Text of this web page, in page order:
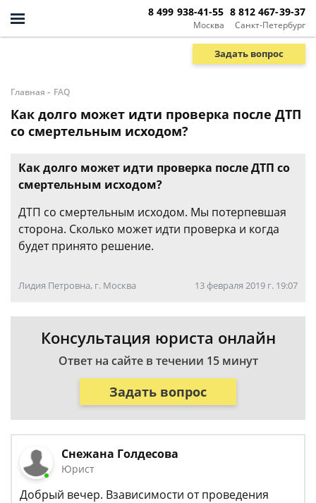
Москва
8 499 938-41-55
Санкт-Петербург
8 812 467-39-37
Задать вопрос
Главная - FAQ
Как долго может идти проверка после ДТП
со смертельным исходом?
Как долго может идти проверка после ДТП со
смертельным исходом?
ДТП со смертельным исходом. Мы потерпевшая
сторона. Сколько может идти проверка и когда
будет принято решение.
Лидия Петровна, г. Москва 13 февраля 2019 г. 19:07
Консультация юриста онлайн
Ответ на сайте в течении 15 минут
Задать вопрос
Снежана Голдесова
Юрист
Добрый вечер. Взависимости от проведения